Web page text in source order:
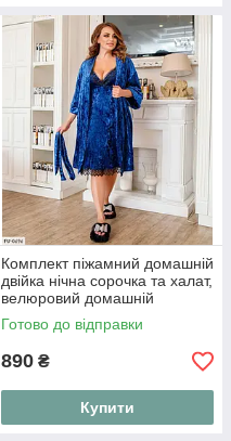
Комплект піжамний домашній
двійка нічна сорочка та халат,
велюровий домашній
комплект
Готово до відправки
890 ₴
Купити